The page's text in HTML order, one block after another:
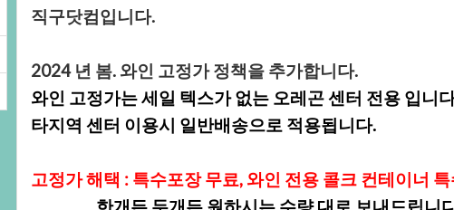
직구닷컴입니다.
2024년봄.와인고정가정책을추가합니다.
와인고정가는세일텍스가없는오레곤센터전용입니
타지역센터이용시일반배송으로적용됩니다.
고정가해택:특수포장무료,와인전용콜크컨테이너특